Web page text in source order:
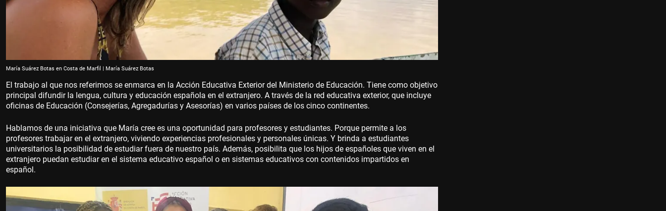
María Suárez Botas en Costa de Marfil | María Suárez Botas
El trabajo al que nos referimos se enmarca en la Acción Educativa Exterior del Ministerio de Educación. Tiene como objetivo
principal difundir la lengua, cultura y educación española en el extranjero. A través de la red educativa exterior, que incluye
oficinas de Educación (Consejerías, Agregadurías y Asesorías) en varios países de los cinco continentes.
Hablamos de una iniciativa que María cree es una oportunidad para profesores y estudiantes. Porque permite a los
profesores trabajar en el extranjero, viviendo experiencias profesionales y personales únicas. Y brinda a estudiantes
universitarios la posibilidad de estudiar fuera de nuestro país. Además, posibilita que los hijos de españoles que viven en el
extranjero puedan estudiar en el sistema educativo español o en sistemas educativos con contenidos impartidos en
español.